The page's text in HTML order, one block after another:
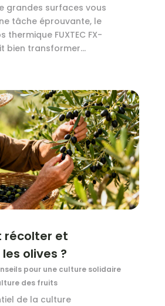
grandes surfaces vous
tâche éprouvante, le
thermique FUXTEC FX-
bien transformer...
récolter et
olives ?
pour une culture solidaire
des fruits
de la culture